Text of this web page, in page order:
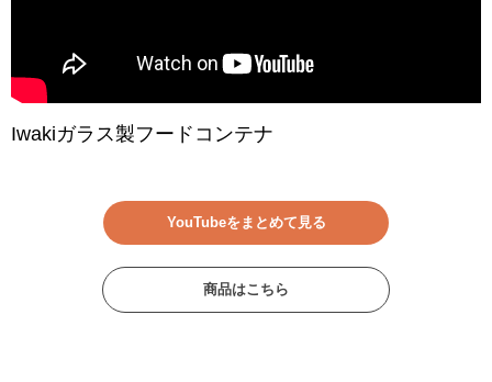
Iwakiガラス製フードコンテナ
YouTubeをまとめて見る
商品はこちら